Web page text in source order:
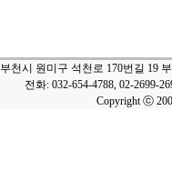
부천시 원미구 석천로 170번길 19
전화: 032-654-4788, 02-2699-
Copyright ⓒ